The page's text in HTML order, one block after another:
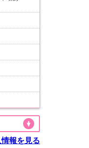
報を見る